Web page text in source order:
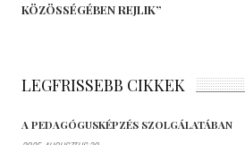
KÖZÖSSÉGÉBEN REJLIK”
LEGFRISSEBB CIKKEK
A PEDAGÓGUSKÉPZÉS SZOLGÁLATÁBAN